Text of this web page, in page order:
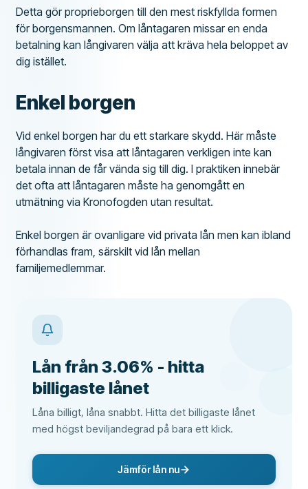
Detta gör proprieborgen till den mest riskfyllda formen
för borgensmannen. Om låntagaren missar en enda
betalning kan långivaren välja att kräva hela beloppet av
dig istället.
Enkel borgen
Vid enkel borgen har du ett starkare skydd. Här måste
långivaren först visa att låntagaren verkligen inte kan
betala innan de får vända sig till dig. I praktiken innebär
det ofta att låntagaren måste ha genomgått en
utmätning via Kronofogden utan resultat.
Enkel borgen är ovanligare vid privata lån men kan ibland
förhandlas fram, särskilt vid lån mellan
familjemedlemmar.
Lån från 3.06% - hitta
billigaste lånet
Låna billigt, låna snabbt. Hitta det billigaste lånet
med högst beviljandegrad på bara ett klick.
Jämför lån nu